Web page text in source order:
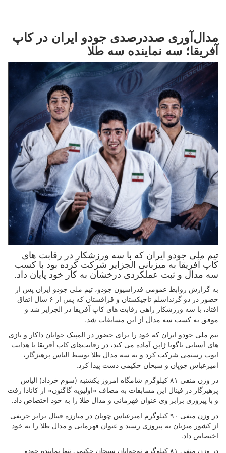
مدال‌آوری صددرصدی جودو ایران در کاپ
آفریقا؛ سه نماینده سه طلا
تیم ملی جودو ایران که با سه ورزشکار در رقابت های
کاپ آفریقا به میزبانی الجزایر شرکت کرده بود با کسب
سه مدال و ثبت عملکردی درخشان به کار خود پایان داد.
به گزارش روابط عمومی فدراسیون جودو، تیم ملی جودو ایران پس از
حضور در دو گرنداسلم تاجیکستان و قزاقستان که پس از ۶ سال اتفاق
افتاد، با سه ورزشکار راهی رقابت های کاپ آفریقا در الجزایر شد و
موفق به کسب سه مدال از این مسابقات شد.
تیم ملی جودو ایران که خود را برای حضور در المپیک جوانان داکار و بازی
های آسیایی ناگویا ژاپن آماده می کند، در رقابت‌های کاپ آفریقا با هدایت
ایوب رستمی شرکت کرد و به سه مدال طلا توسط الیاس پرهیزگار،
امیرعباس چوپان و سبحان حکیمی دست پیدا کرد.
در وزن منفی ۸۱ کیلوگرم شامگاه امروز یکشنبه (سوم خرداد) الیاس
پرهیزگار در فینال این مسابقات به مصاف «اولیویه گاگنون» از کانادا رفت
و با پیروزی برابر وی عنوان قهرمانی و مدال طلا را به خود اختصاص داد.
در وزن منفی ۹۰ کیلوگرم امیرعباس چوپان در مبارزه فینال برابر حریفی
از کشور میزبان به پیروزی رسید و عنوان قهرمانی و مدال طلا را به خود
اختصاص داد.
در وزن منفی ۸۱ کیلوگرم نوجوانان سبحان حکیمی تنها نماینده جودو